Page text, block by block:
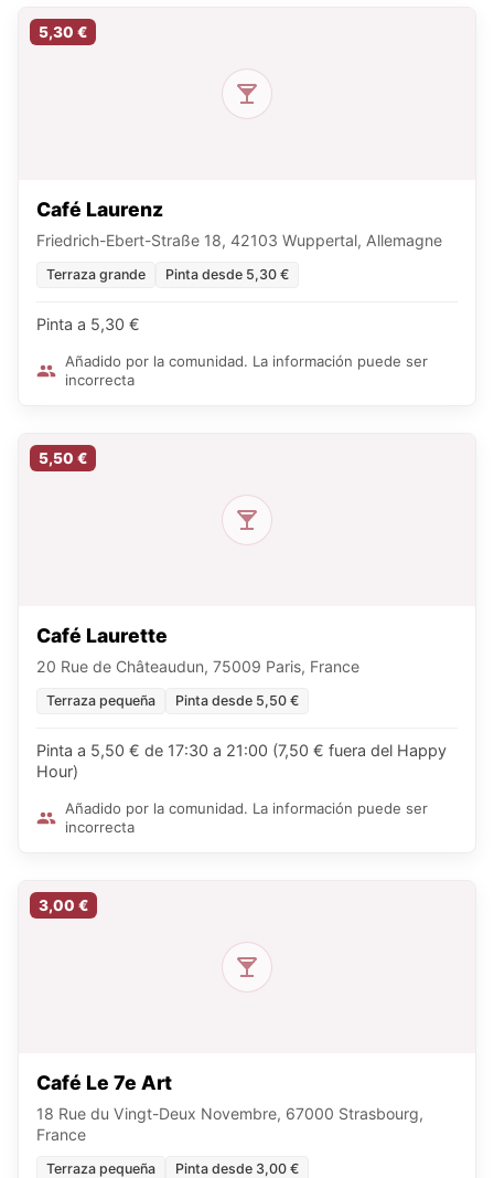
5,30 €
Café Laurenz
Friedrich-Ebert-Straße 18, 42103 Wuppertal, Allemagne
Terraza grande Pinta desde 5,30 €
Pinta a 5,30 €
Añadido por la comunidad. La información puede ser
incorrecta
5,50 €
Café Laurette
20 Rue de Châteaudun, 75009 Paris, France
Terraza pequeña Pinta desde 5,50 €
Pinta a 5,50 € de 17:30 a 21:00 (7,50 € fuera del Happy
Hour)
Añadido por la comunidad. La información puede ser
incorrecta
3,00 €
Café Le 7e Art
18 Rue du Vingt-Deux Novembre, 67000 Strasbourg,
France
Terraza pequeña Pinta desde 3,00 €